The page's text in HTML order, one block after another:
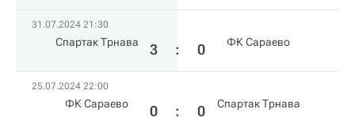
31.07.2024 21:30
Спартак Трнава 3 : 0 ФК Сараево
25.07.2024 22:00
ФК Сараево 0 : 0 Спартак Трнава